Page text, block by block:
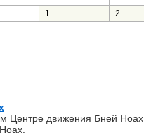
1 2
Центре движения Бней Ноах